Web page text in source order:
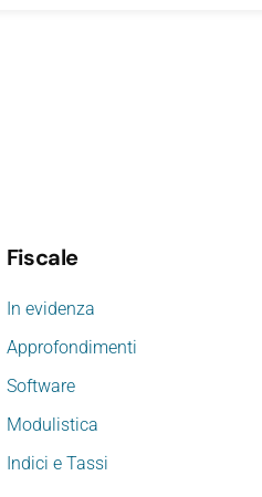
Fiscale
In evidenza
Approfondimenti
Software
Modulistica
Indici e Tassi